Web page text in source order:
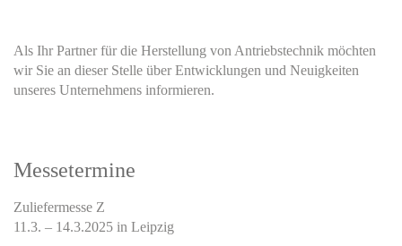
Als Ihr Partner für die Herstellung von Antriebstechnik möchten
wir Sie an dieser Stelle über Entwicklungen und Neuigkeiten
unseres Unternehmens informieren.
Messetermine
Zuliefermesse Z
11.3. – 14.3.2025 in Leipzig